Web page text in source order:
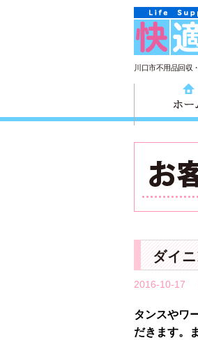
川口市不用品回収
ダイ
2016-10-17
タンスやワ
だきます。